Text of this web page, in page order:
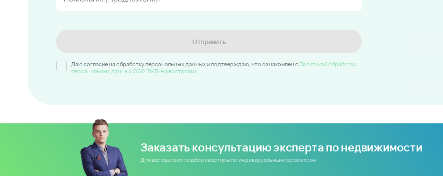
Отправить
Даю согласие на обработку персональных данных и подтверждаю, что ознакомлен c Политикой обработки
персональных данных ООО "ВКБ-Новостройки
Заказать консультацию эксперта по недвижимости
Для вас сделают подбор квартиры по индивидуальным параметрам